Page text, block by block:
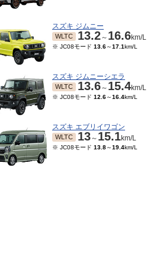
スズキ ジムニー
WLTC 13.2～ 16.6km/L
※ JC08モード 13.6～17.1km/L
スズキ ジムニーシエラ
WLTC 13.6～ 15.4km/L
※ JC08モード 12.6～16.4km/L
スズキ エブリイワゴン
WLTC 13～ 15.1km/L
※ JC08モード 13.8～19.4km/L